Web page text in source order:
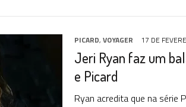
PICARD, VOYAGER 17 DE
Jeri Ryan faz um
e Picard
Ryan acredita que na série